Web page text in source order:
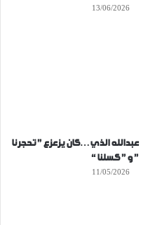
13/06/2026
عبدالله الذي…كان يزعزع ” تحجرنا
” و ” كسلنا “
11/05/2026